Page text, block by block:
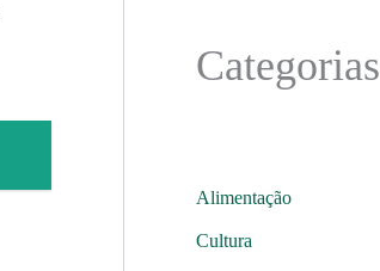
Categorias
Alimentação
Cultura